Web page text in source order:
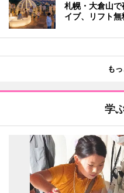
札幌・大倉山
イブ、リフト無
も
学